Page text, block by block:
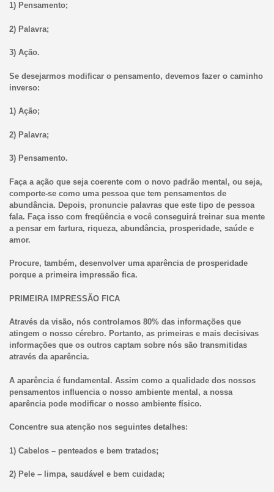
1) Pensamento;
2) Palavra;
3) Ação.
Se desejarmos modificar o pensamento, devemos fazer o caminho
inverso:
1) Ação;
2) Palavra;
3) Pensamento.
Faça a ação que seja coerente com o novo padrão mental, ou seja,
comporte-se como uma pessoa que tem pensamentos de
abundância. Depois, pronuncie palavras que este tipo de pessoa
fala. Faça isso com freqüência e você conseguirá treinar sua mente
a pensar em fartura, riqueza, abundância, prosperidade, saúde e
amor.
Procure, também, desenvolver uma aparência de prosperidade
porque a primeira impressão fica.
PRIMEIRA IMPRESSÃO FICA
Através da visão, nós controlamos 80% das informações que
atingem o nosso cérebro. Portanto, as primeiras e mais decisivas
informações que os outros captam sobre nós são transmitidas
através da aparência.
A aparência é fundamental. Assim como a qualidade dos nossos
pensamentos influencia o nosso ambiente mental, a nossa
aparência pode modificar o nosso ambiente físico.
Concentre sua atenção nos seguintes detalhes:
1) Cabelos – penteados e bem tratados;
2) Pele – limpa, saudável e bem cuidada;